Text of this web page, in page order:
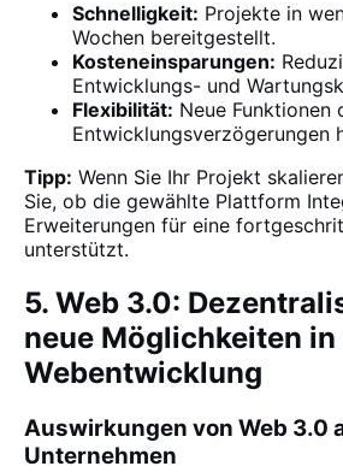
Schnelligkeit: Projekte in
Wochen bereitgestellt.
Kosteneinsparungen:
Entwicklungs- und
Flexibilität: Neue Funktionen
Entwicklungsverzögerungen
Tipp: Wenn Sie Ihr Projekt
Sie, ob die gewählte Plattform
Erweiterungen für eine
unterstützt.
5. Web 3.0:
neue Möglichkeiten in
Webentwicklung
Auswirkungen von Web 3.0
Unternehmen